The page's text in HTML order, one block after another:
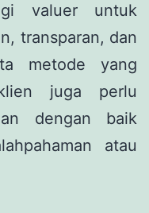
valuer untuk
transparan, dan
metode yang
juga perlu
dengan baik
atau